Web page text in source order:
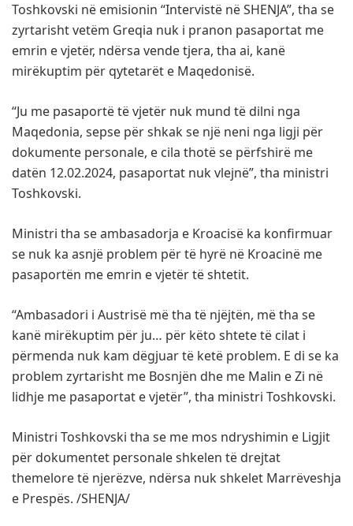
Toshkovski në emisionin “Intervistë në SHENJA”, tha se
zyrtarisht vetëm Greqia nuk i pranon pasaportat me
emrin e vjetër, ndërsa vende tjera, tha ai, kanë
mirëkuptim për qytetarët e Maqedonisë.
“Ju me pasaportë të vjetër nuk mund të dilni nga
Maqedonia, sepse për shkak se një neni nga ligji për
dokumente personale, e cila thotë se përfshirë me
datën 12.02.2024, pasaportat nuk vlejnë”, tha ministri
Toshkovski.
Ministri tha se ambasadorja e Kroacisë ka konfirmuar
se nuk ka asnjë problem për të hyrë në Kroacinë me
pasaportën me emrin e vjetër të shtetit.
“Ambasadori i Austrisë më tha të njëjtën, më tha se
kanë mirëkuptim për ju… për këto shtete të cilat i
përmenda nuk kam dëgjuar të ketë problem. E di se ka
problem zyrtarisht me Bosnjën dhe me Malin e Zi në
lidhje me pasaportat e vjetër”, tha ministri Toshkovski.
Ministri Toshkovski tha se me mos ndryshimin e Ligjit
për dokumentet personale shkelen të drejtat
themelore të njerëzve, ndërsa nuk shkelet Marrëveshja
e Prespës. /SHENJA/